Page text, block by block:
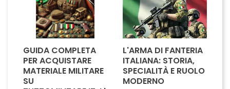
GUIDA COMPLETA
PER ACQUISTARE
MATERIALE MILITARE
SU
L'ARMA DI FANTERIA
ITALIANA: STORIA,
SPECIALITÀ E RUOLO
MODERNO